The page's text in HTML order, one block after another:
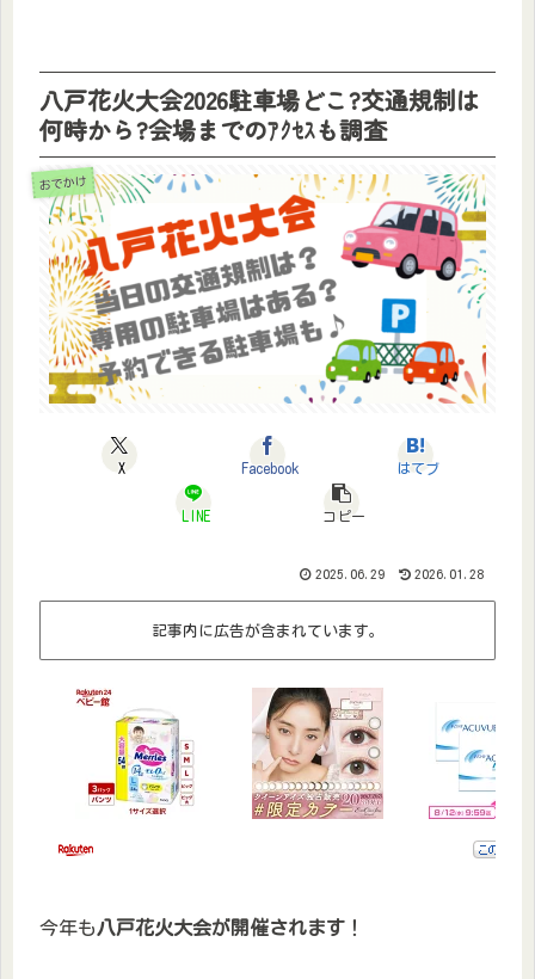
八戸花火大会2026駐車場どこ?交通規制は
何時から?会場までのｱｸｾｽも調査
おでかけ
X Facebook はてブ
LINE コピー
2025.06.29 2026.01.28
記事内に広告が含まれています。
今年も八戸花火大会が開催されます ！